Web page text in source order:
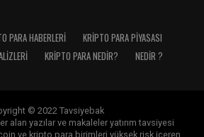
PARA HABERLERI
KRIPTO PARA PIYASASI
KRIPTO PARA NEDIR? NEDIR ?
© 2022 Tavsiyebak
alan yazılar ve makaleler yatırım tavsiyesi
ve kripto para birimleri yüksek risk içeren